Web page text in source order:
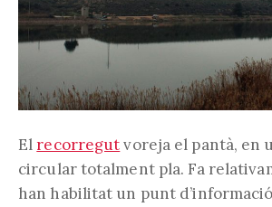
Elrecorregutvoreja el pantà, en
circular totalment pla. Fa
han habilitat un punt